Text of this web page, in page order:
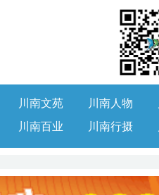
川南文苑 川南人物
川南百业 川南行摄